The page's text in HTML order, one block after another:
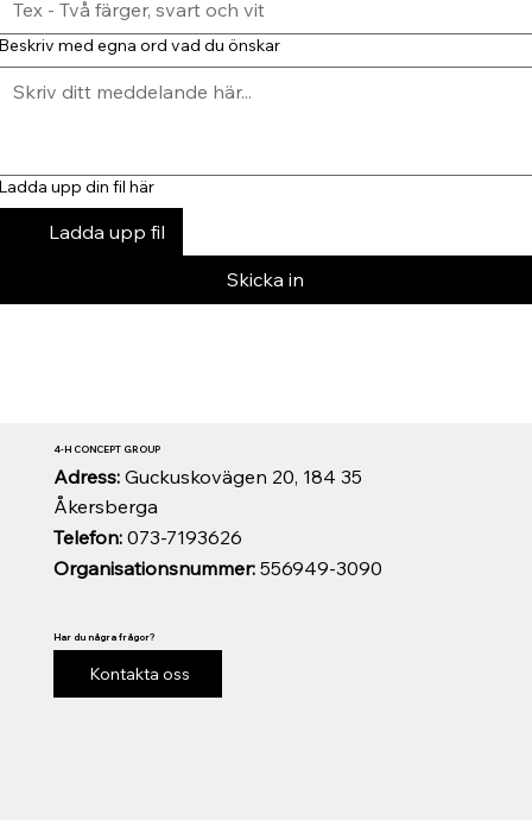
med egna ord vad du önskar
upp din fil här
Ladda upp fil
Skicka in
Organisationsnummer:556949-3090
Telefon:073-7193626
Adress: Guckuskovägen 20, 184 35
Åkersberga
4-H CONCEPT GROUP
Har du några frågor?
Kontakta oss